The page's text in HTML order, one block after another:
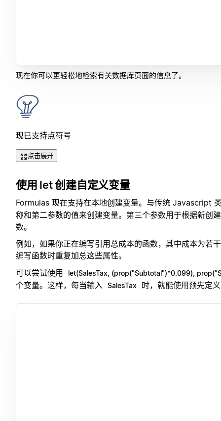
现在你可以更轻松地检索有关数据库页面的信息了。
现已支持点符号
点击展开
使用 let 创建自定义变量
Formulas 现在支持在本地创建变量。与传统 Javascript
称和第二参数的值来创建变量。第三个参数用于根据新创
数。
例如，如果你正在编写引用总成本的函数，其中成本为若
编写函数时重复加总这些属性。
可以尝试使用
let(SalesTax, (prop("Subtotal")*0.099),
个变量。这样，每当输入 SalesTax 时，就能使用预先定